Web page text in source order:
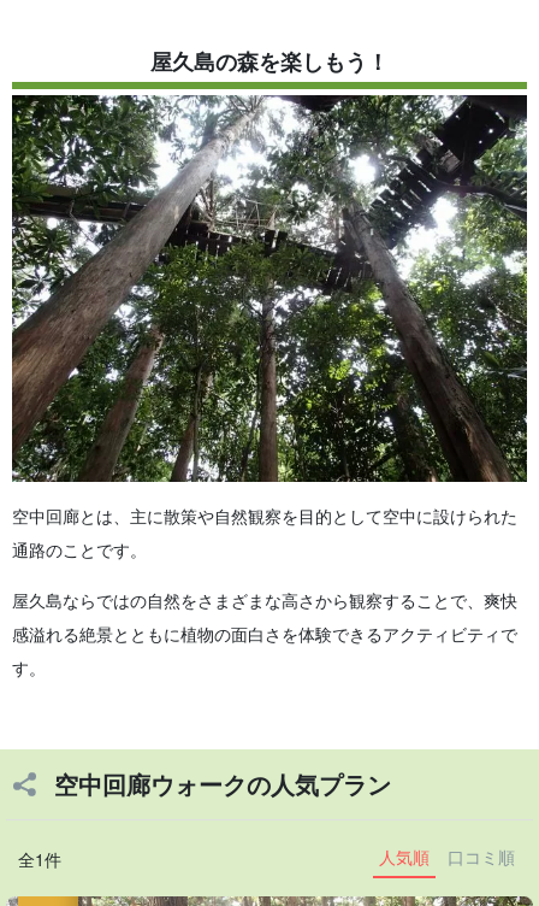
屋久島の森を楽しもう！
空中回廊とは、主に散策や自然観察を目的として空中に設けられた
通路のことです。
屋久島ならではの自然をさまざまな高さから観察することで、爽快
感溢れる絶景とともに植物の面白さを体験できるアクティビティで
す。
空中回廊ウォークの人気プラン
全1件 人気順 口コミ順